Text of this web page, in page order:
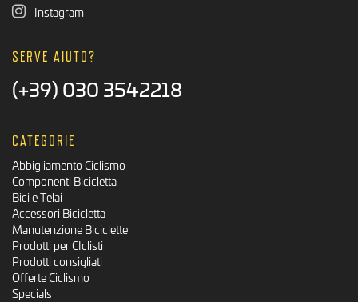
Instagram
SERVE AIUTO?
(+39) 030 3542218
CATEGORIE
Abbigliamento Ciclismo
Componenti Bicicletta
Bici e Telai
Accessori Bicicletta
Manutenzione Biciclette
Prodotti per CIclisti
Prodotti consigliati
Offerte Ciclismo
Specials